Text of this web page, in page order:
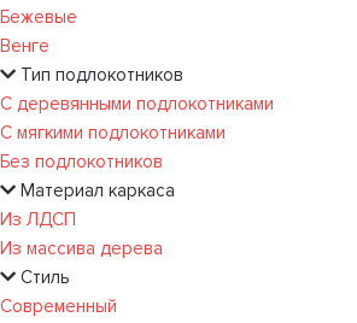
Бежевые
Венге
Тип подлокотников
С деревянными подлокотниками
С мягкими подлокотниками
Без подлокотников
Материал каркаса
Из ЛДСП
Из массива дерева
Стиль
Современный